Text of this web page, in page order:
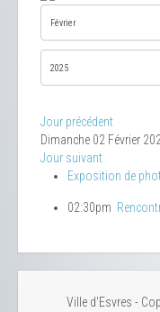
Jour précédent
Dimanche 02 Février
Jour suivant
Exposition de
02:30pm
Ville d'Esvres -